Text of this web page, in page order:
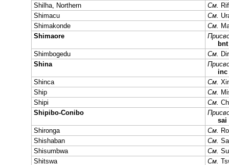
Shilha, Northern
См. Rif
Shimacu
См.
Shimakonde
См.
Shimaore
Shimbogedu
См.
Shina
inc
Shinca
См.
Ship
См.
Shipi
См.
Shipibo-Conibo
sai
Shironga
См.
Shishaban
См.
Shisumbwa
См.
Shitswa
См.